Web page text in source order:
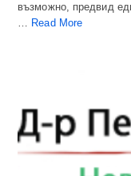
възможно, предвид
… Read More